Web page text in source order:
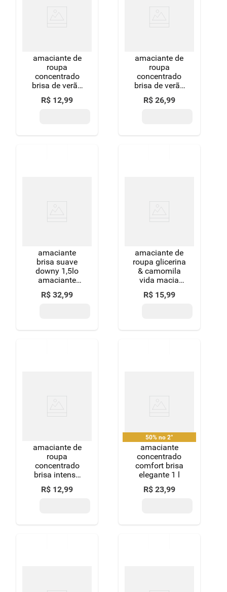
amaciante de
roupa
concentrado
brisa de verão
downy frasco
500ml
R$ 12,99
amaciante de
roupa
concentrado
brisa de verão
downy frasco
1l
R$ 26,99
amaciante
brisa suave
downy 1,5lo
amaciante
brisa suave
downy 1,5l é a
R$ 32,99
amaciante de
roupa glicerina
& camomila
vida macia
frasco 1l
R$ 15,99
amaciante de
roupa
concentrado
brisa intenso
downy frasco
500ml
R$ 12,99
50% no 2°
amaciante
concentrado
comfort brisa
elegante 1 l
R$ 23,99